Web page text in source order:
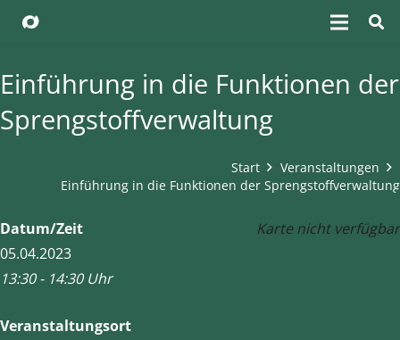
Einführung in die Funktionen der
Sprengstoffverwaltung
Start
Veranstaltungen
Einführung in die Funktionen der Sprengstoffverwaltung
Karte nicht verfügbar
Datum/Zeit
05.04.2023
13:30 - 14:30 Uhr
Veranstaltungsort